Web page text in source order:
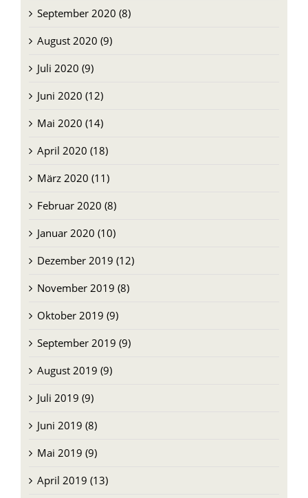
September 2020 (8)
August 2020 (9)
Juli 2020 (9)
Juni 2020 (12)
Mai 2020 (14)
April 2020 (18)
März 2020 (11)
Februar 2020 (8)
Januar 2020 (10)
Dezember 2019 (12)
November 2019 (8)
Oktober 2019 (9)
September 2019 (9)
August 2019 (9)
Juli 2019 (9)
Juni 2019 (8)
Mai 2019 (9)
April 2019 (13)